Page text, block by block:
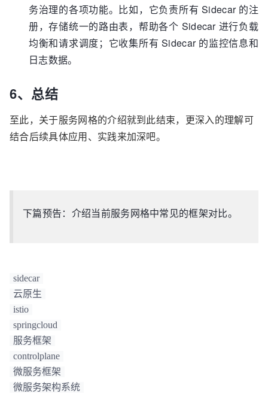
务治理的各项功能。比如，它负责所有 Sidecar 的注
册，存储统一的路由表，帮助各个 Sidecar 进行负载
均衡和请求调度；它收集所有 Sidecar 的监控信息和
日志数据。
6、总结
至此，关于服务网格的介绍就到此结束，更深入的理解可
结合后续具体应用、实践来加深吧。
下篇预告：介绍当前服务网格中常见的框架对比。
sidecar
云原生
istio
springcloud
服务框架
controlplane
微服务框架
微服务架构系统